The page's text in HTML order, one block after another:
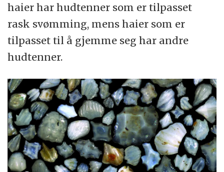
haier har hudtenner som er tilpasset
rask svømming, mens haier som er
tilpasset til å gjemme seg har andre
hudtenner.